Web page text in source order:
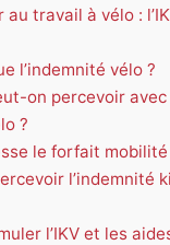
au travail à vélo :
l’indemnité vélo ?
on percevoir avec
?
le forfait
l’indemnité
l’IKV et les